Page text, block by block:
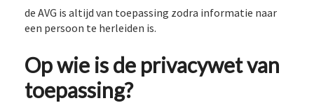
de AVG is altijd van toepassing zodra informatie naar
een persoon te herleiden is.
Op wie is de privacywet van
toepassing?